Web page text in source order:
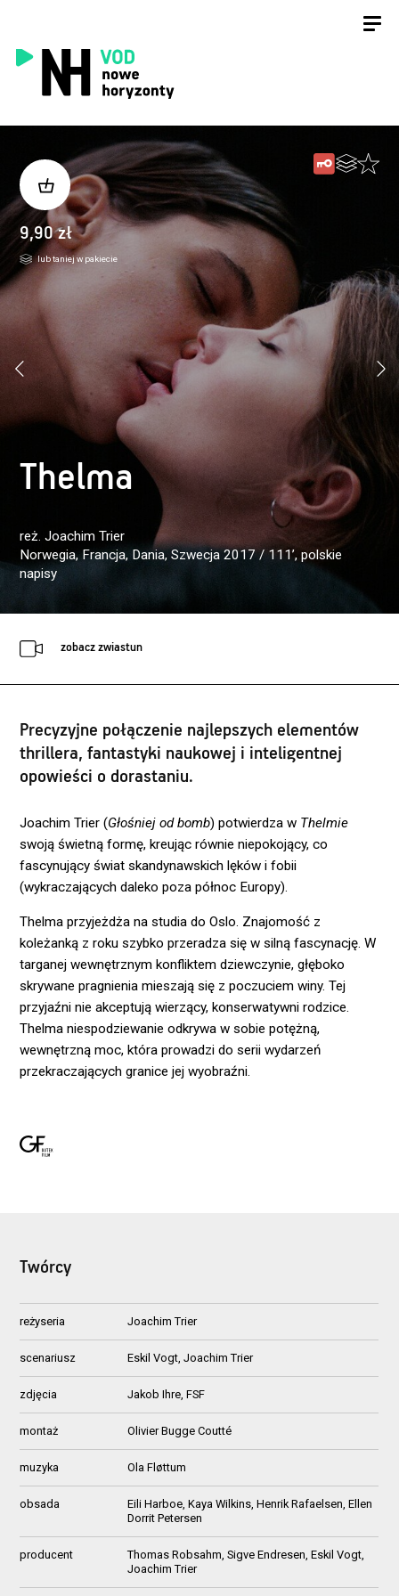
9,90 zł
lub taniej w pakiecie
Thelma
reż. Joachim Trier
Norwegia, Francja, Dania, Szwecja 2017 / 111’, polskie
napisy
zobacz zwiastun
Precyzyjne połączenie najlepszych elementów
thrillera, fantastyki naukowej i inteligentnej
opowieści o dorastaniu.
Joachim Trier (Głośniej od bomb) potwierdza w Thelmie
swoją świetną formę, kreując równie niepokojący, co
fascynujący świat skandynawskich lęków i fobii
(wykraczających daleko poza północ Europy).
Thelma przyjeżdża na studia do Oslo. Znajomość z
koleżanką z roku szybko przeradza się w silną fascynację. W
targanej wewnętrznym konfliktem dziewczynie, głęboko
skrywane pragnienia mieszają się z poczuciem winy. Tej
przyjaźni nie akceptują wierzący, konserwatywni rodzice.
Thelma niespodziewanie odkrywa w sobie potężną,
wewnętrzną moc, która prowadzi do serii wydarzeń
przekraczających granice jej wyobraźni.
Twórcy
reżyseria Joachim Trier
scenariusz Eskil Vogt, Joachim Trier
zdjęcia Jakob Ihre, FSF
montaż Olivier Bugge Coutté
muzyka Ola Fløttum
obsada
Eili Harboe, Kaya Wilkins, Henrik Rafaelsen, Ellen
Dorrit Petersen
producent
Thomas Robsahm, Sigve Endresen, Eskil Vogt,
Joachim Trier